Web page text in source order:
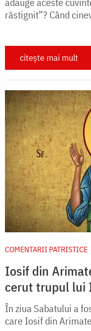
răstignit”? Când
citește mai mult
COMENTARII PATRISTICE
Iosif din
cerut trupul lui
În ziua Sabatului a
care Iosif din